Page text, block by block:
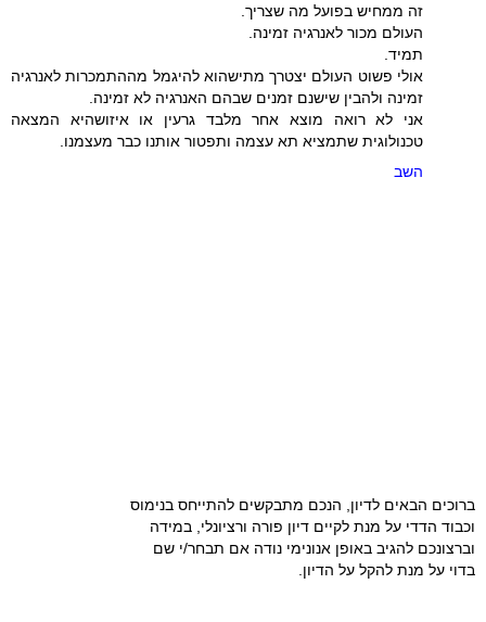
זה ממחיש בפועל מה שצריך.
העולם מכור לאנרגיה זמינה.
תמיד.
אולי פשוט העולם יצטרך מתישהוא להיגמל מההתמכרות לאנרגיה
זמינה ולהבין שישנם זמנים שבהם האנרגיה לא זמינה.
אני לא רואה מוצא אחר מלבד גרעין או איזושהיא המצאה
טכנולוגית שתמציא תא עצמה ותפטור אותנו כבר מעצמנו.
השב
ברוכים הבאים לדיון, הנכם מתבקשים להתייחס בנימוס
וכבוד הדדי על מנת לקיים דיון פורה ורציונלי, במידה
וברצונכם להגיב באופן אנונימי נודה אם תבחר/י שם
בדוי על מנת להקל על הדיון.